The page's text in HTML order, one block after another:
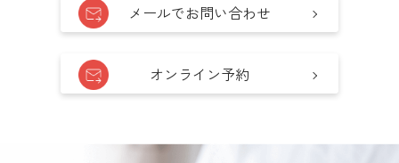
メールでお問い合わせ
オンライン予約